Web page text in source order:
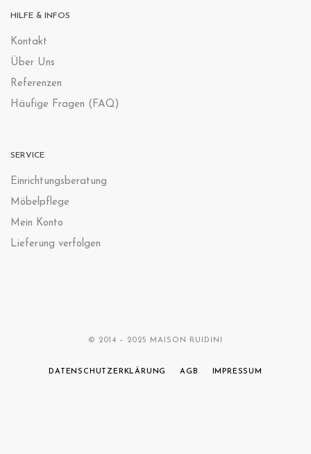
HILFE & INFOS
Kontakt
Über Uns
Referenzen
Häufige Fragen (FAQ)
SERVICE
Einrichtungsberatung
Möbelpflege
Mein Konto
Lieferung verfolgen
© 2014 – 2025 MAISON RUIDINI
DATENSCHUTZERKLÄRUNG AGB IMPRESSUM